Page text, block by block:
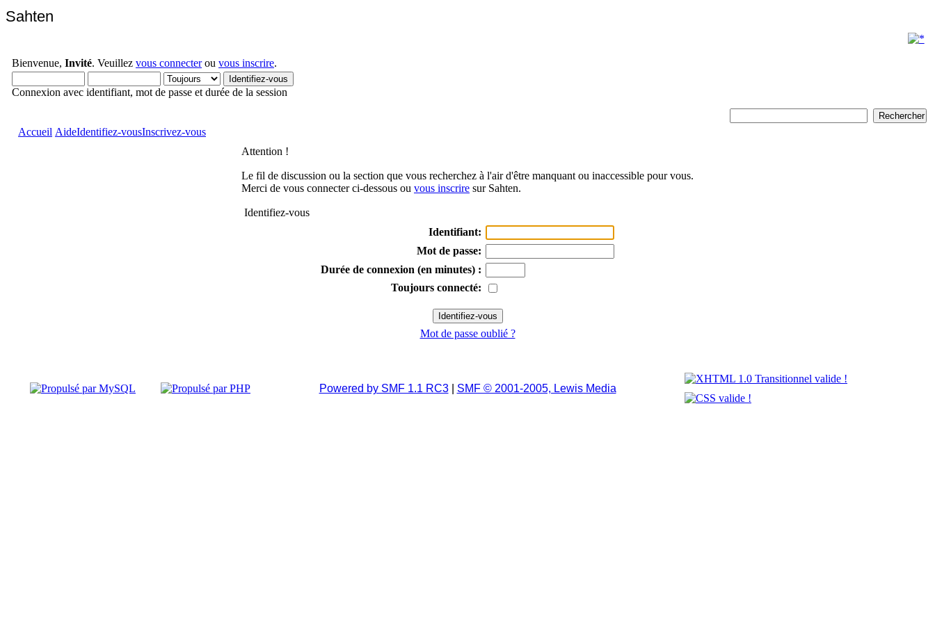
Sahten
Bienvenue, Invité. Veuillez vous connecterou vous inscrire.
Connexion avec identifiant, mot de passe et durée de la session
Accueil AideIdentifiez-vousInscrivez-vous
Attention !
Le fil de discussion ou la section que vous recherchez à l'air d'être manquant ou inaccessible pour vous.
Merci de vous connecter ci-dessous ou vous inscrire sur Sahten.
Identifiez-vous
Identifiant:
Mot de passe:
Durée de connexion (en minutes) :
Toujours connecté:
Mot de passe oublié ?
Powered by SMF 1.1 RC3| SMF © 2001-2005, Lewis Media